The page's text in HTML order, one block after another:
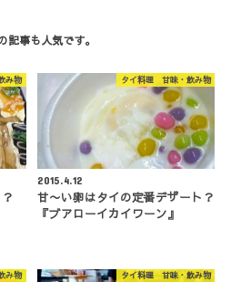
記事も人気です。
み物 タイ料理 甘味・飲み物
2015.4.12
甘〜い卵はタイの定番デザート？
『ブアローイカイワーン』
み物 タイ料理 甘味・飲み物